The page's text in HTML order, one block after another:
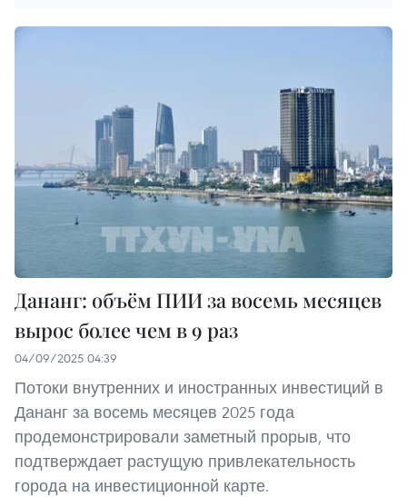
Дананг: объём ПИИ за восемь месяцев
вырос более чем в 9 раз
04/09/2025 04:39
Потоки внутренних и иностранных инвестиций в
Дананг за восемь месяцев 2025 года
продемонстрировали заметный прорыв, что
подтверждает растущую привлекательность
города на инвестиционной карте.